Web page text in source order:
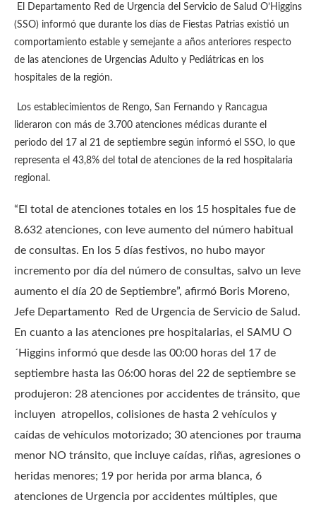
El Departamento Red de Urgencia del Servicio de Salud O’Higgins
(SSO) informó que durante los días de Fiestas Patrias existió un
comportamiento estable y semejante a años anteriores respecto
de las atenciones de Urgencias Adulto y Pediátricas en los
hospitales de la región.
Los establecimientos de Rengo, San Fernando y Rancagua
lideraron con más de 3.700 atenciones médicas durante el
periodo del 17 al 21 de septiembre según informó el SSO, lo que
representa el 43,8% del total de atenciones de la red hospitalaria
regional.
“El total de atenciones totales en los 15 hospitales fue de
8.632 atenciones, con leve aumento del número habitual
de consultas. En los 5 días festivos, no hubo mayor
incremento por día del número de consultas, salvo un leve
aumento el día 20 de Septiembre”, afirmó Boris Moreno,
Jefe Departamento Red de Urgencia de Servicio de Salud.
En cuanto a las atenciones pre hospitalarias, el SAMU O
´Higgins informó que desde las 00:00 horas del 17 de
septiembre hasta las 06:00 horas del 22 de septiembre se
produjeron: 28 atenciones por accidentes de tránsito, que
incluyen atropellos, colisiones de hasta 2 vehículos y
caídas de vehículos motorizado; 30 atenciones por trauma
menor NO tránsito, que incluye caídas, riñas, agresiones o
heridas menores; 19 por herida por arma blanca, 6
atenciones de Urgencia por accidentes múltiples, que